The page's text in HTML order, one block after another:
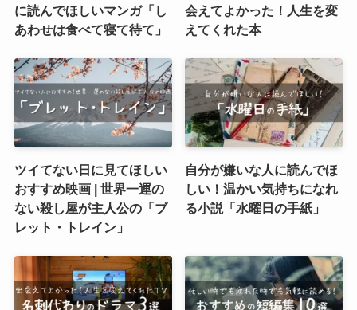
に読んでほしいマンガ「し
あわせは食べて寝て待て」
会えてよかった！人生を変
えてくれた本
ツイてない日に見てほしい
おすすめ映画 | 世界一運の
ない殺し屋が主人公の「ブ
レット・トレイン」
自分が嫌いな人に読んでほ
しい！温かい気持ちになれ
る小説「水曜日の手紙」